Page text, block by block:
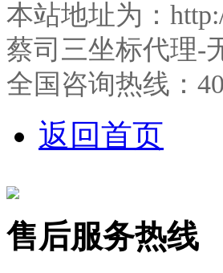
本站地址为：
蔡司三坐标代理-
全国咨询热线：
返回首页
售后服务热线